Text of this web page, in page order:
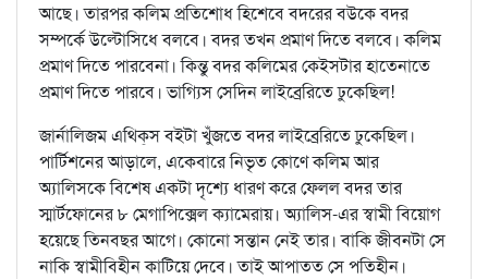
আছে। তারপর কলিম প্রতিশোধ হিশেবে বদরের বউকে বদর
সম্পর্কে উল্টোসিধে বলবে। বদর তখন প্রমাণ দিতে বলবে। কলিম
প্রমাণ দিতে পারবেনা। কিন্তু বদর কলিমের কেইসটার হাতেনাতে
প্রমাণ দিতে পারবে। ভাগ্যিস সেদিন লাইব্রেরিতে ঢুকেছিল!
জার্নালিজম এথিক্‌স বইটা খুঁজতে বদর লাইব্রেরিতে ঢুকেছিল।
পার্টিশনের আড়ালে, একেবারে নিভৃত কোণে কলিম আর
অ্যালিসকে বিশেষ একটা দৃশ্যে ধারণ করে ফেলল বদর তার
স্মার্টফোনের ৮ মেগাপিক্সেল ক্যামেরায়। অ্যালিস-এর স্বামী বিয়োগ
হয়েছে তিনবছর আগে। কোনো সন্তান নেই তার। বাকি জীবনটা সে
নাকি স্বামীবিহীন কাটিয়ে দেবে। তাই আপাতত সে পতিহীন।